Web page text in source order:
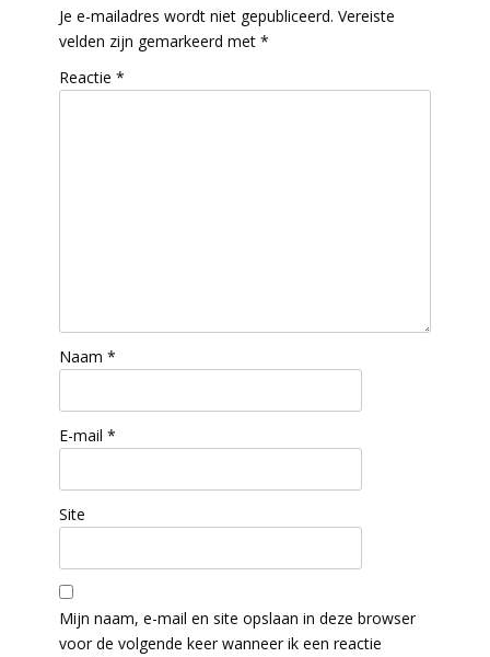
Je e-mailadres wordt niet gepubliceerd. Vereiste
velden zijn gemarkeerd met *
Reactie *
Naam *
E-mail *
Site
Mijn naam, e-mail en site opslaan in deze browser
voor de volgende keer wanneer ik een reactie